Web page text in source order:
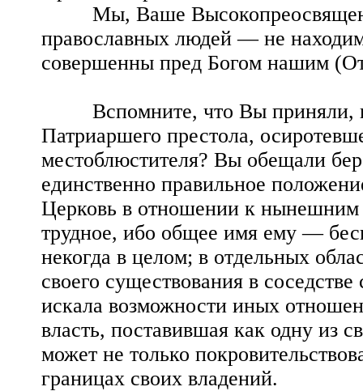
Мы, Ваше
православных людей — не
совершенны пред Богом нашим
Вспомните, что Вы приняли,
Патриаршего престола,
местоблюстителя? Вы обещали
единственно правильное
Церковь в отношении к
трудное, ибо общее имя ему —
некогда в целом; в отдельных
своего существования в
искала возможности иных
власть, поставившая как одну из
может не только
границах своих владений.